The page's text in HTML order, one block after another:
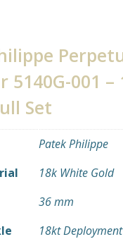
5140G-001
Set
Patek Philippe
18k White Gold
36 mm
18kt